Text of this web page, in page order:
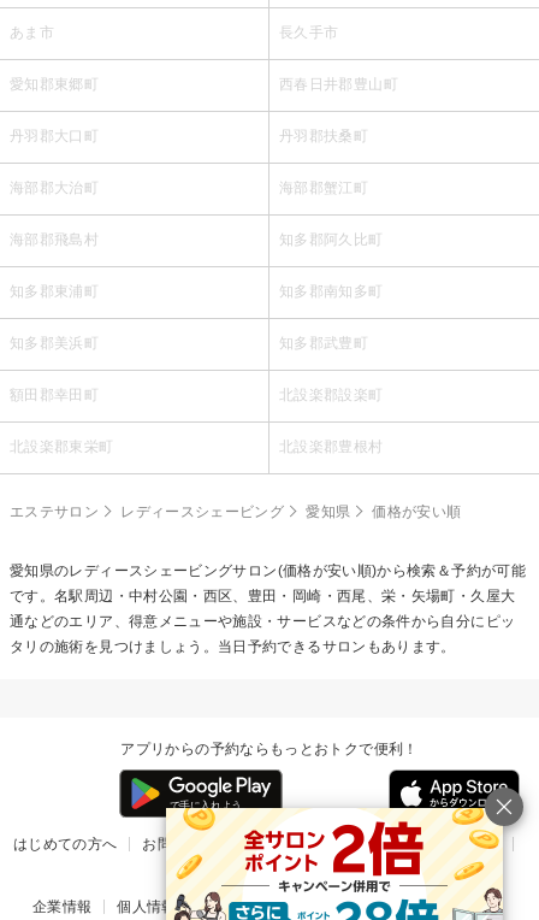
あま市 長久手市
愛知郡東郷町 西春日井郡豊山町
丹羽郡大口町 丹羽郡扶桑町
海部郡大治町 海部郡蟹江町
海部郡飛島村 知多郡阿久比町
知多郡東浦町 知多郡南知多町
知多郡美浜町 知多郡武豊町
額田郡幸田町 北設楽郡設楽町
北設楽郡東栄町 北設楽郡豊根村
エステサロン レディースシェービング 愛知県 価格が安い順
愛知県のレディースシェービングサロン(価格が安い順)から検索＆予約が可能
です。名駅周辺・中村公園・西区、豊田・岡崎・西尾、栄・矢場町・久屋大
通などのエリア、得意メニューや施設・サービスなどの条件から自分にピッ
タリの施術を見つけましょう。当日予約できるサロンもあります。
アプリからの予約ならもっとおトクで便利！
はじめての方へ お問い合わせ ヘルプ リリース情報
利用規約
掲載ご希望のサロン様
企業情報 個人情報保護方針 楽天のサービス一覧 アプリ一覧